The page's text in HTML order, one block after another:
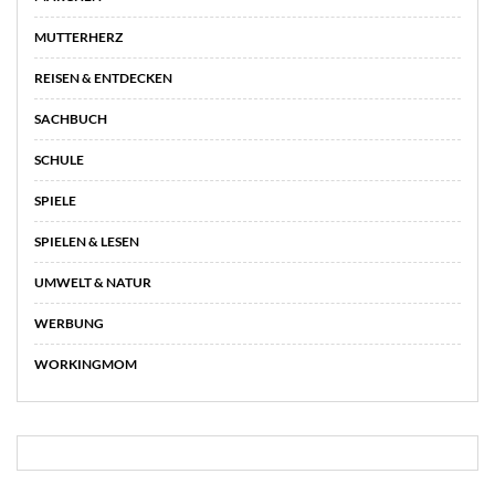
MUTTERHERZ
REISEN & ENTDECKEN
SACHBUCH
SCHULE
SPIELE
SPIELEN & LESEN
UMWELT & NATUR
WERBUNG
WORKINGMOM